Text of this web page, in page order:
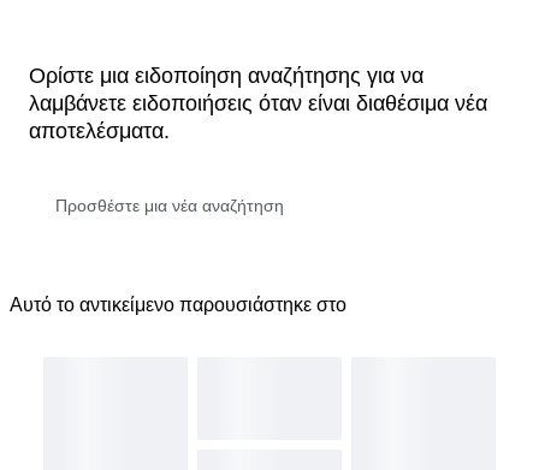
Ορίστε μια ειδοποίηση αναζήτησης για να
λαμβάνετε ειδοποιήσεις όταν είναι διαθέσιμα νέα
αποτελέσματα.
Αυτό το αντικείμενο παρουσιάστηκε στο